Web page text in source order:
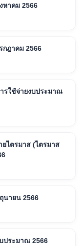
หาคม 2566
กฎาคม 2566
รใช้จ่ายงบประมาณ
ยไตรมาส (ไตรมาส
นายน 2566
ประมาณ 2566